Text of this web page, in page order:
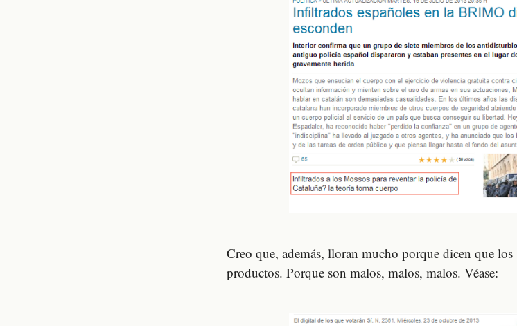
Creo que, además, lloran mucho porque dicen que
productos. Porque son malos, malos, malos. Véase: